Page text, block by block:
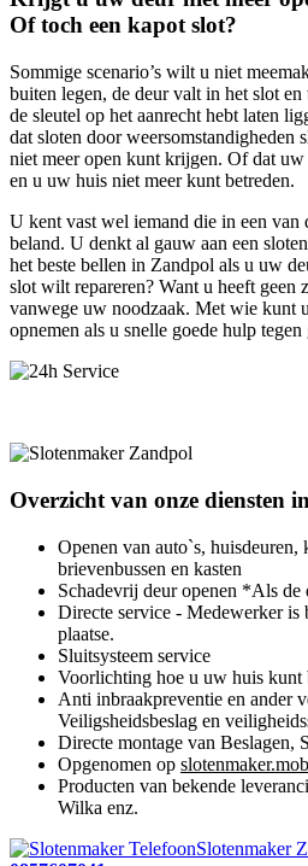
Of toch een kapot slot?
Sommige scenario’s wilt u niet
buiten legen, de deur valt in het slot
de sleutel op het aanrecht hebt laten
dat sloten door weersomstandigheden
niet meer open kunt krijgen. Of dat uw
en u uw huis niet meer kunt betreden.
U kent vast wel iemand die in een van
beland. U denkt al gauw aan een
het beste bellen in Zandpol als u uw
slot wilt repareren? Want u heeft geen
vanwege uw noodzaak. Met wie kunt
opnemen als u snelle goede hulp
Overzicht van onze diensten
Openen van auto`s, huisdeuren,
brievenbussen en kasten
Schadevrij deur openen *Als de
Directe service - Medewerker is
plaatse.
Sluitsysteem service
Voorlichting hoe u uw huis kunt
Anti inbraakpreventie en ander
Veiligsheidsbeslag en
Directe montage van Beslagen,
Opgenomen op
Producten van bekende
Wilka enz.
Slotenmaker